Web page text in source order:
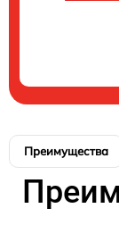
Преимущества